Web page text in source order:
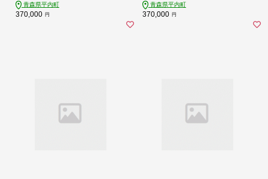
青森県平内町
370,000 円
青森県平内町
370,000 円